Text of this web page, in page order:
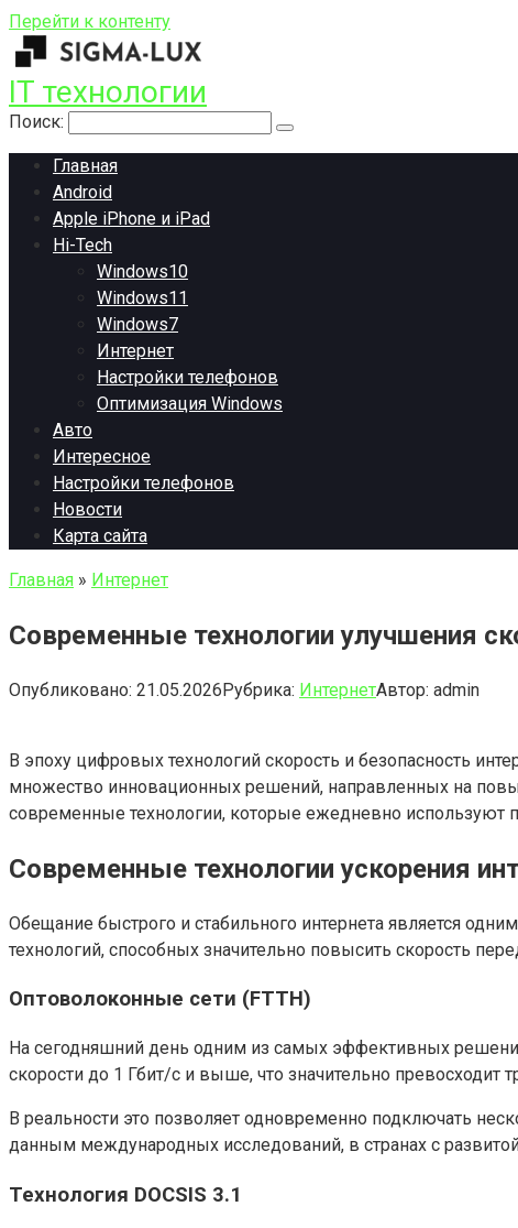
Перейти к контенту
IT технологии
Поиск:
Главная
Android
Apple iPhone и iPad
Hi-Tech
Windows10
Windows11
Windows7
Интернет
Настройки телефонов
Оптимизация Windows
Авто
Интересное
Настройки телефонов
Новости
Карта сайта
Главная » Интернет
Современные технологии улучшения
Опубликовано: 21.05.2026Рубрика: ИнтернетАвтор: admin
В эпоху цифровых технологий скорость и безопасность
множество инновационных решений, направленных на
современные технологии, которые ежедневно используют
Современные технологии ускорения
Обещание быстрого и стабильного интернета является
технологий, способных значительно повысить скорость
Оптоволоконные сети (FTTH)
На сегодняшний день одним из самых эффективных
скорости до 1 Гбит/с и выше, что значительно
В реальности это позволяет одновременно подключать
данным международных исследований, в странах с
Технология DOCSIS 3.1